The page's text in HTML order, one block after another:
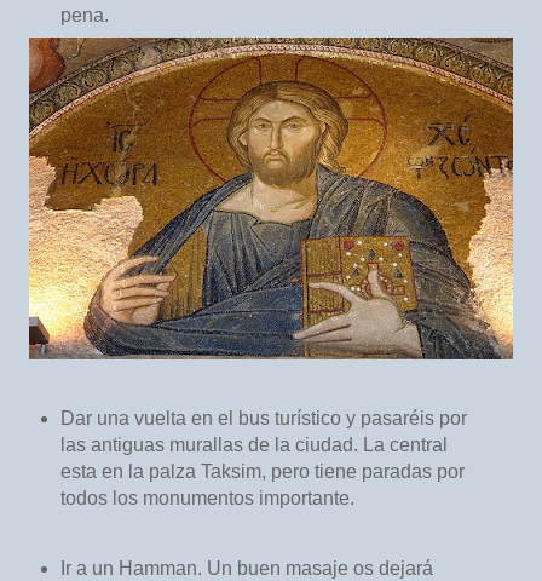
pena.
Dar una vuelta en el bus turístico y pasaréis por
las antiguas murallas de la ciudad. La central
esta en la palza Taksim, pero tiene paradas por
todos los monumentos importante.
Ir a un Hamman. Un buen masaje os dejará